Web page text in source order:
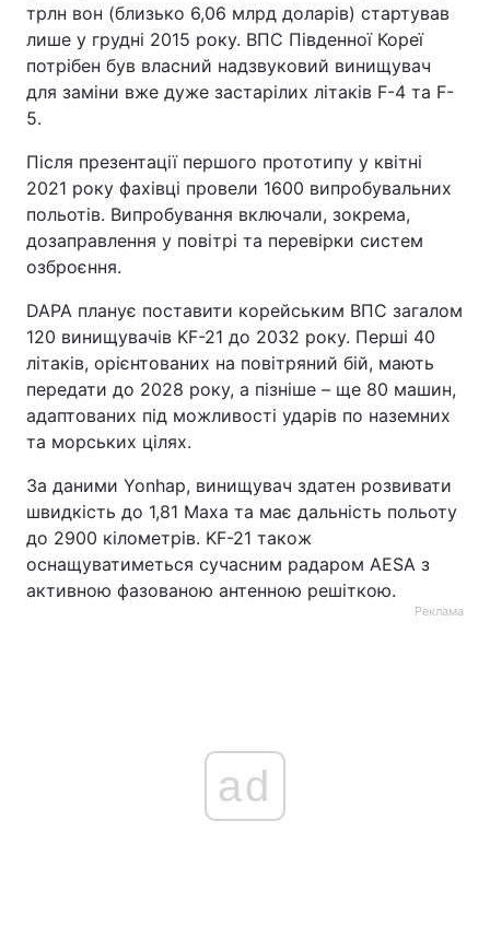
трлн вон (близько 6,06 млрд доларів) стартував
лише у грудні 2015 року. ВПС Південної Кореї
потрібен був власний надзвуковий винищувач
для заміни вже дуже застарілих літаків F-4 та F-
5.
Після презентації першого прототипу у квітні
2021 року фахівці провели 1600 випробувальних
польотів. Випробування включали, зокрема,
дозаправлення у повітрі та перевірки систем
озброєння.
DAPA планує поставити корейським ВПС загалом
120 винищувачів KF-21 до 2032 року. Перші 40
літаків, орієнтованих на повітряний бій, мають
передати до 2028 року, а пізніше – ще 80 машин,
адаптованих під можливості ударів по наземних
та морських цілях.
За даними Yonhap, винищувач здатен розвивати
швидкість до 1,81 Маха та має дальність польоту
до 2900 кілометрів. KF-21 також
оснащуватиметься сучасним радаром AESA з
активною фазованою антенною решіткою.
Реклама
ad